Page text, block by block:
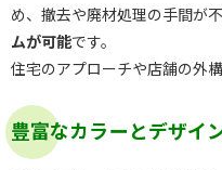
め、撤去や廃材処理の手間が不
ムが可能です。
住宅のアプローチや店舗の外
豊富なカラーとデザイ